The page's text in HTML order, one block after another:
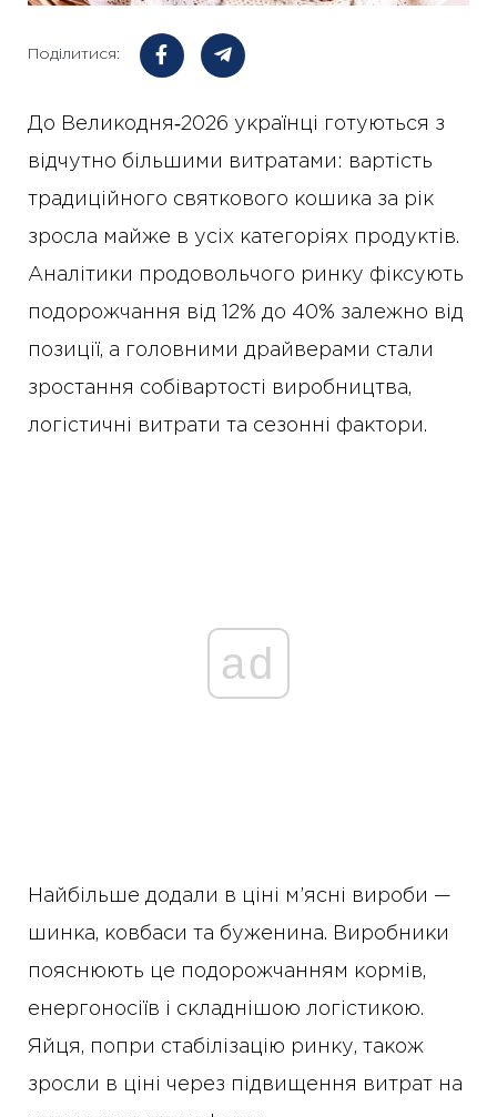
Поділитися:
До Великодня‑2026 українці готуються з
відчутно більшими витратами: вартість
традиційного святкового кошика за рік
зросла майже в усіх категоріях продуктів.
Аналітики продовольчого ринку фіксують
подорожчання від 12% до 40% залежно від
позиції, а головними драйверами стали
зростання собівартості виробництва,
логістичні витрати та сезонні фактори.
ad
Найбільше додали в ціні м’ясні вироби —
шинка, ковбаси та буженина. Виробники
пояснюють це подорожчанням кормів,
енергоносіїв і складнішою логістикою.
Яйця, попри стабілізацію ринку, також
зросли в ціні через підвищення витрат на